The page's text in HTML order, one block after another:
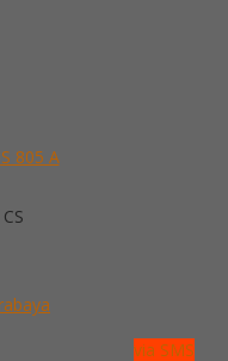
805 A
via SMS